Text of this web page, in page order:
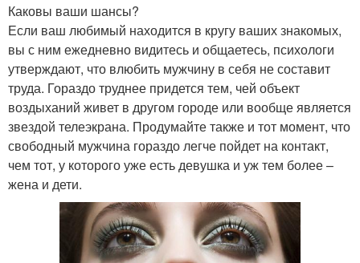
Каковы ваши шансы?
Если ваш любимый находится в кругу ваших знакомых,
вы с ним ежедневно видитесь и общаетесь, психологи
утверждают, что влюбить мужчину в себя не составит
труда. Гораздо труднее придется тем, чей объект
воздыханий живет в другом городе или вообще является
звездой телеэкрана. Продумайте также и тот момент, что
свободный мужчина гораздо легче пойдет на контакт,
чем тот, у которого уже есть девушка и уж тем более –
жена и дети.